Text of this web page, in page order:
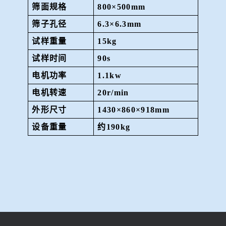
筛面规格
800×500mm
筛子孔径
6.3×6.3mm
试样重量
15kg
试样时间
90s
电机功率
1.1kw
电机转速
20r/min
外形尺寸
1430×860×918mm
设备重量
约190kg